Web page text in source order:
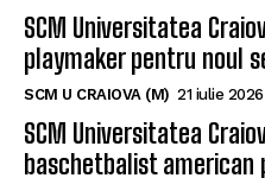
SCM Universitatea
playmaker pentru noul
SCM U CRAIOVA (M) 21 iulie 2026
SCM Universitatea
baschetbalist american